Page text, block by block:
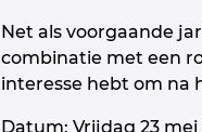
Net als voorgaande
combinatie met een
interesse hebt om na
Datum: Vrijdag 23 mei